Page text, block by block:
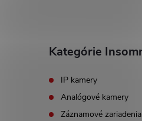
Kategórie
IP kamery
Analógové kamery
Záznamové zariadenia